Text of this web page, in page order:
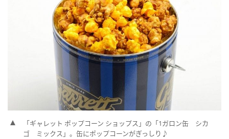
「ギャレット ポップコーン ショップス」の「1ガロン缶 シカ
ゴ ミックス」。缶にポップコーンがぎっしり♪